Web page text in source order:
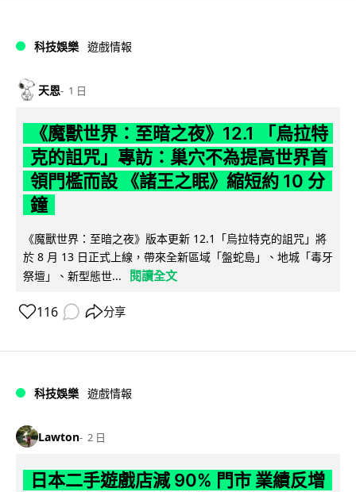
科技娛樂 遊戲情報
天恩 1 日
《魔獸世界：至暗之夜》12.1 「烏拉特
克的詛咒」專訪：巢穴不為提高世界首
領門檻而設 《諸王之眠》縮短約 10 分
鐘
《魔獸世界：至暗之夜》版本更新 12.1「烏拉特克的詛咒」將
於 8 月 13 日正式上線，帶來全新區域「盤蛇島」、地城「毒牙
祭壇」、新型態世...
閱讀全文
116 分享
科技娛樂 遊戲情報
Lawton 2 日
日本二手遊戲店減 90% 門市 業績反增